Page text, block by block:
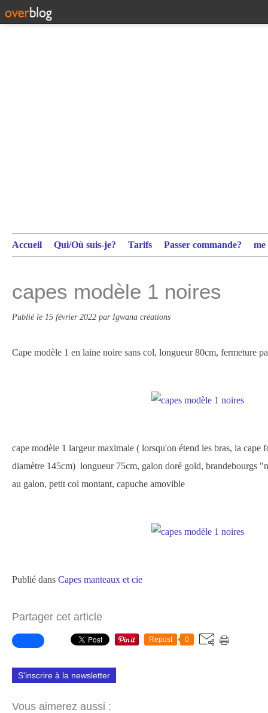
Accueil Qui/Où suis-je? Tarifs Passer commande?
capes modèle 1 noires
Publié le 15 février 2022 par Igwana créations
Cape modèle 1 en laine noire sans col, longueur 80cm, fermeture
cape modèle 1 largeur maximale ( lorsqu'on étend les bras, la cape
diamètre 145cm) longueur 75cm, galon doré gold, brandebourgs
au galon, petit col montant, capuche amovible
Publié dans Capes manteaux et cie
Partager cet article
Repost 0
S'inscrire à la newsletter
Vous aimerez aussi :